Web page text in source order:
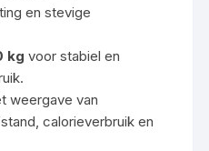
en stevige
kg voor stabiel en
weergave van
calorieverbruik en